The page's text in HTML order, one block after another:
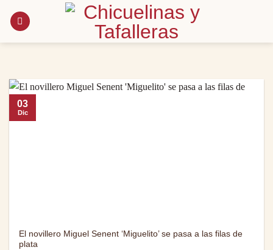
El novillero Miguel Senent ‘Miguelito’ se pasa a las filas de
plata
03
Dic